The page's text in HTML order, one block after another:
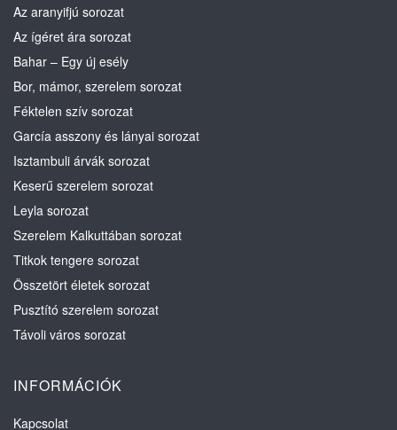
Az aranyifjú sorozat
Az ígéret ára sorozat
Bahar – Egy új esély
Bor, mámor, szerelem sorozat
Féktelen szív sorozat
García asszony és lányai sorozat
Isztambuli árvák sorozat
Keserű szerelem sorozat
Leyla sorozat
Szerelem Kalkuttában sorozat
Titkok tengere sorozat
Összetört életek sorozat
Pusztító szerelem sorozat
Távoli város sorozat
INFORMÁCIÓK
Kapcsolat